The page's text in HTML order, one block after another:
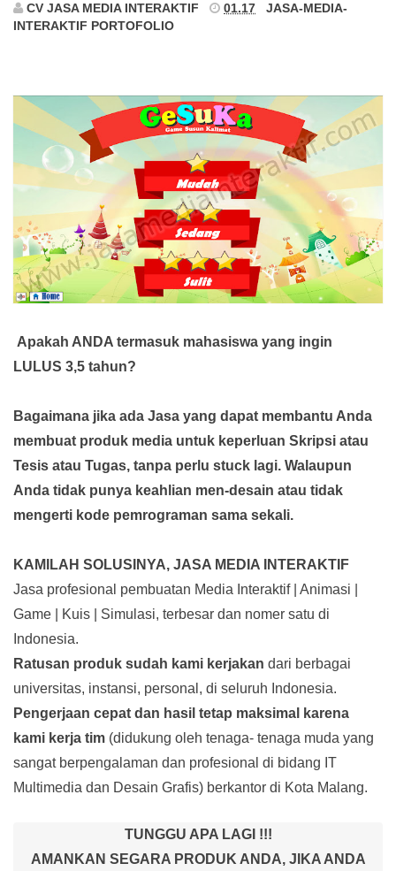
CV JASA MEDIA INTERAKTIF 01.17
JASA-MEDIA-
INTERAKTIF PORTOFOLIO
Apakah ANDA termasuk mahasiswa yang ingin
LULUS 3,5 tahun?
Bagaimana jika ada Jasa yang dapat membantu Anda
membuat produk media untuk keperluan Skripsi atau
Tesis atau Tugas, tanpa perlu stuck lagi. Walaupun
Anda tidak punya keahlian men-desain atau tidak
mengerti kode pemrograman sama sekali.
KAMILAH SOLUSINYA, JASA MEDIA INTERAKTIF
Jasa profesional pembuatan Media Interaktif | Animasi |
Game | Kuis | Simulasi, terbesar dan nomer satu di
Indonesia.
Ratusan produk sudah kami kerjakan dari berbagai
universitas, instansi, personal, di seluruh Indonesia.
Pengerjaan cepat dan hasil tetap maksimal karena
kami kerja tim (didukung oleh tenaga- tenaga muda yang
sangat berpengalaman dan profesional di bidang IT
Multimedia dan Desain Grafis) berkantor di Kota Malang.
TUNGGU APA LAGI !!!
AMANKAN SEGARA PRODUK ANDA, JIKA ANDA